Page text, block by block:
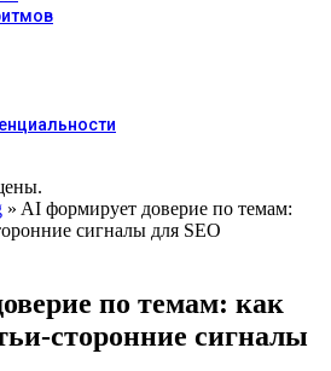
» AI формирует доверие по темам:
сигналы для SEO
по темам: как
сигналы